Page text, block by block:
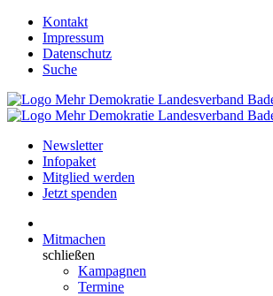
Kontakt
Impressum
Datenschutz
Suche
Newsletter
Infopaket
Mitglied werden
Jetzt spenden
Mitmachen
schließen
Kampagnen
Termine